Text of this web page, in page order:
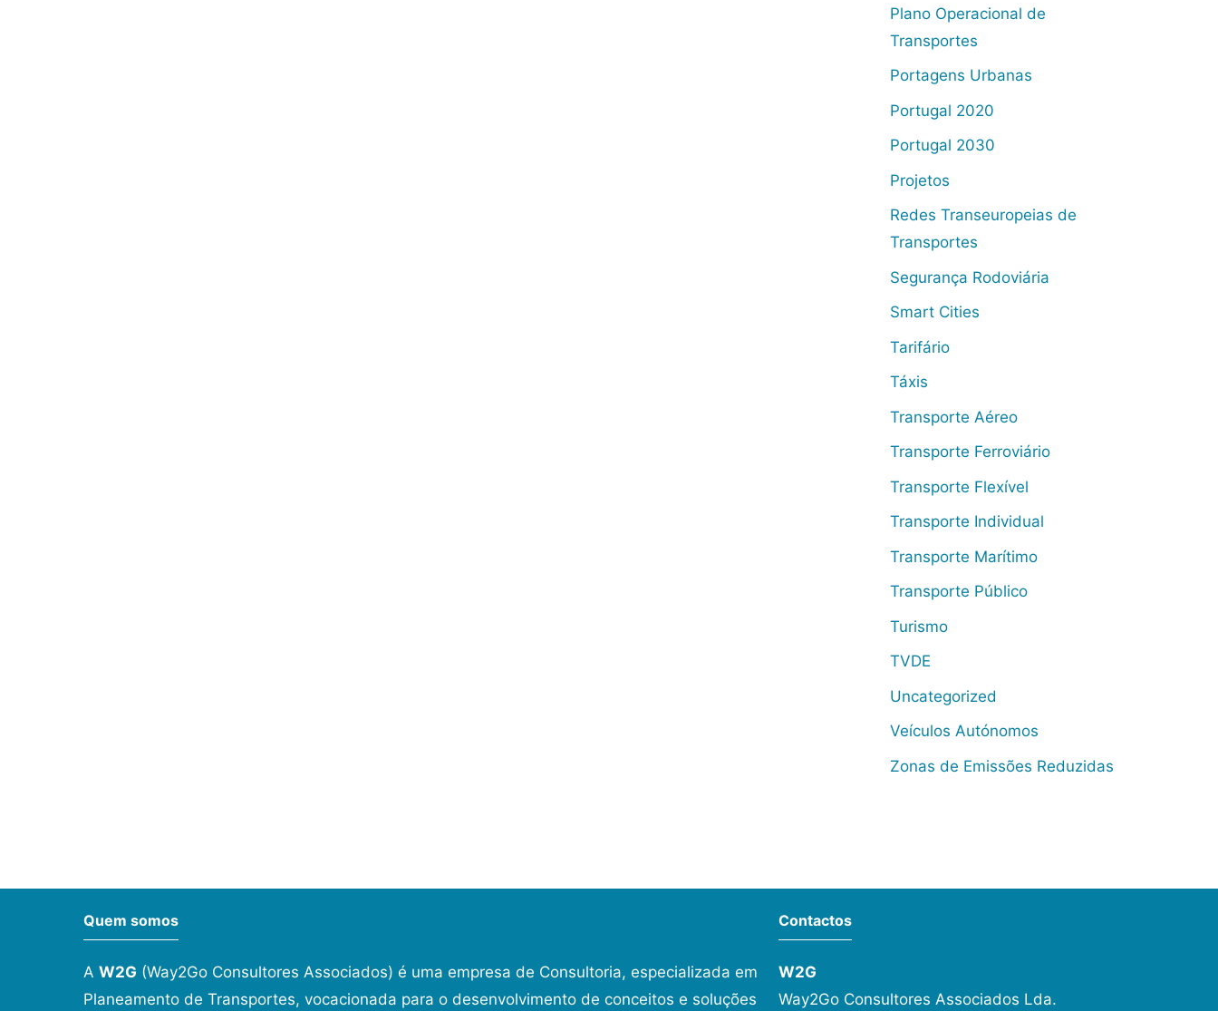
Plano Operacional de
Transportes
Portagens Urbanas
Portugal 2020
Portugal 2030
Projetos
Redes Transeuropeias de
Transportes
Segurança Rodoviária
Smart Cities
Tarifário
Táxis
Transporte Aéreo
Transporte Ferroviário
Transporte Flexível
Transporte Individual
Transporte Marítimo
Transporte Público
Turismo
TVDE
Uncategorized
Veículos Autónomos
Zonas de Emissões Reduzidas
Quem somos
A W2G (Way2Go Consultores Associados) é uma empresa de Consultoria, especializada em
Planeamento de Transportes, vocacionada para o desenvolvimento de conceitos e soluções
Contactos
W2G
Way2Go Consultores Associados Lda.